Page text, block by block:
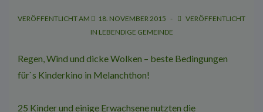
VERÖFFENTLICHT AM 18. NOVEMBER 2015
VERÖFFENTLICHT
IN LEBENDIGE GEMEINDE
Regen, Wind und dicke Wolken – beste Bedingungen
für`s Kinderkino in Melanchthon!
25 Kinder und einige Erwachsene nutzten die